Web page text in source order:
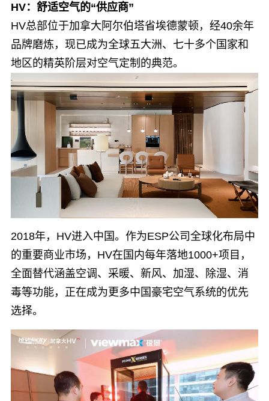
HV：舒适空气的“供应商”
HV总部位于加拿大阿尔伯塔省埃德蒙顿，经40余年
品牌磨炼，现已成为全球五大洲、七十多个国家和
地区的精英阶层对空气定制的典范。
2018年，HV进入中国。作为ESP公司全球化布局中
的重要商业市场，HV在国内每年落地1000+项目，
全面替代涵盖空调、采暖、新风、加湿、除湿、消
毒等功能，正在成为更多中国豪宅空气系统的优先
选择。